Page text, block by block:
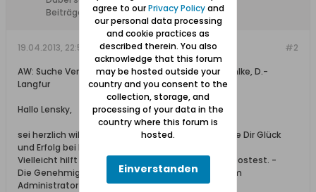
Beiträge:
3448
#2
19.04.2013, 22:53
AW: Suche Verlobten Eric von Erna Paluchowski/Pahlke, D.-
Langfur
Hallo Lensky,
sei herzlich willkommen hier im Forum. Ich wünsche Dir Glück
und Erfolg bei Deiner Suche?
Vielleicht hilft es, wenn Du gelegentlich das Foto postest. -
Die Genehmigung zum Hochladen muss man beim
Administrator beantragen.
agree to ourPrivacy Policyand
our personal data processing
and cookie practices as
described therein. You also
acknowledge that this forum
may be hosted outside your
country and you consent to the
collection, storage, and
processing of your data in the
country where this forum is
hosted.
Einverstanden